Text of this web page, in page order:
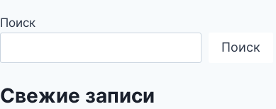
Поиск
Поиск
Свежие записи